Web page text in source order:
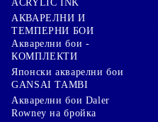
ACRYLIC INK
АКВАРЕЛНИ И
ТЕМПЕРНИ БОИ
Акварелни бои -
КОМПЛЕКТИ
Японски акварелни бои
GANSAI TAMBI
Акварелни бои Daler
Rowney на бройка